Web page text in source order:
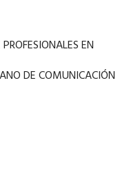
EN
DE COMUNICACIÓN